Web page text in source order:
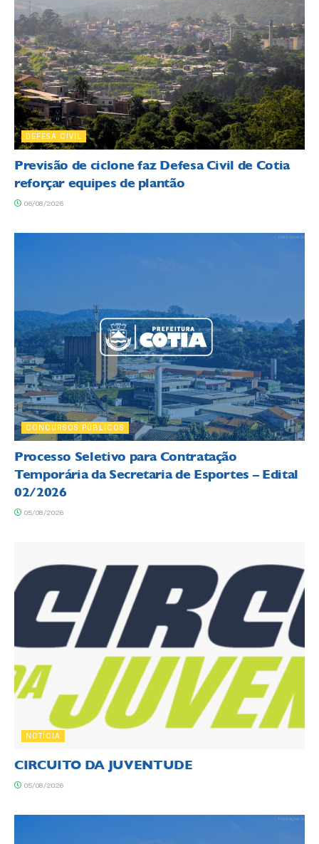
DEFESA CIVIL
Previsão de ciclone faz Defesa Civil de Cotia
reforçar equipes de plantão
06/08/2026
CONCURSOS PÚBLICOS
Processo Seletivo para Contratação
Temporária da Secretaria de Esportes – Edital
02/2026
05/08/2026
NOTÍCIA
CIRCUITO DA JUVENTUDE
05/08/2026